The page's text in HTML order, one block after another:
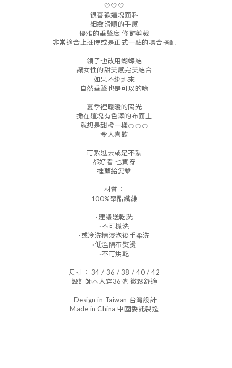
🤍🤍🤍
很喜歡這塊面料
細緻滑順的手感
優雅的垂墜度 修飾剪裁
非常適合上班時或是正式一點的場合搭配
領子也改用蝴蝶結
讓女性的甜美感完美結合
如果不綁起來
自然垂墜也是可以的唷
夏季裡暖暖的陽光
撒在這塊有色澤的布面上
就想是甜橙一樣🍊🍊🍊
令人喜歡
可紮進去或是不紮
都好看 也實穿
推薦給您🧡
材質：
100%聚酯纖維
·建議送乾洗
·不可機洗
·或冷洗精浸泡後手柔洗
·低溫隔布熨燙
·不可烘乾
尺寸： 34 / 36 / 38 / 40 / 42
設計師本人穿36號 微鬆舒適
Design in Taiwan 台灣設計
Made in China 中國委託製造